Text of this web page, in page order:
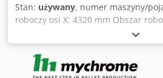
Stan: używany, numer maszyny/
roboczy osi X: 4320 mm Obszar
Djdpfxezqz Nxe Adxskr
w podkładki z mocowaniem
wrzeciona: 11 kW Liczba
wrzecion do wiercenia: 16 Liczba